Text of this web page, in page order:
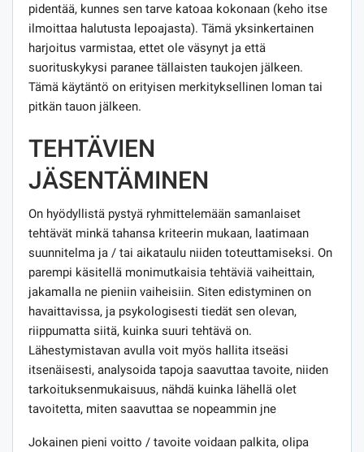
pidentää, kunnes sen tarve katoaa kokonaan (keho itse
ilmoittaa halutusta lepoajasta). Tämä yksinkertainen
harjoitus varmistaa, ettet ole väsynyt ja että
suorituskykysi paranee tällaisten taukojen jälkeen.
Tämä käytäntö on erityisen merkityksellinen loman tai
pitkän tauon jälkeen.
TEHTÄVIEN
JÄSENTÄMINEN
On hyödyllistä pystyä ryhmittelemään samanlaiset
tehtävät minkä tahansa kriteerin mukaan, laatimaan
suunnitelma ja / tai aikataulu niiden toteuttamiseksi. On
parempi käsitellä monimutkaisia ​​tehtäviä vaiheittain,
jakamalla ne pieniin vaiheisiin. Siten edistyminen on
havaittavissa, ja psykologisesti tiedät sen olevan,
riippumatta siitä, kuinka suuri tehtävä on.
Lähestymistavan avulla voit myös hallita itseäsi
itsenäisesti, analysoida tapoja saavuttaa tavoite, niiden
tarkoituksenmukaisuus, nähdä kuinka lähellä olet
tavoitetta, miten saavuttaa se nopeammin jne
Jokainen pieni voitto / tavoite voidaan palkita, olipa